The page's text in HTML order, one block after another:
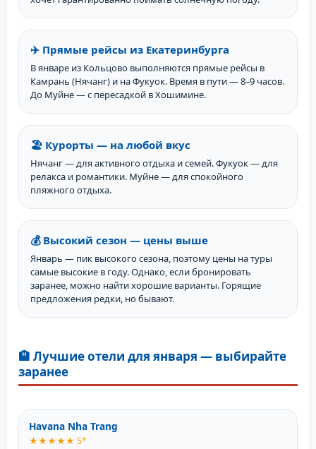
✈️ Прямые рейсы из Екатеринбурга
В январе из Кольцово выполняются прямые рейсы в
Камрань (Нячанг) и на Фукуок. Время в пути — 8–9 часов.
До Муйне — с пересадкой в Хошимине.
🏖️ Курорты — на любой вкус
Нячанг — для активного отдыха и семей. Фукуок — для
релакса и романтики. Муйне — для спокойного
пляжного отдыха.
💰 Высокий сезон — цены выше
Январь — пик высокого сезона, поэтому цены на туры
самые высокие в году. Однако, если бронировать
заранее, можно найти хорошие варианты. Горящие
предложения редки, но бывают.
🏨 Лучшие отели для января — выбирайте
заранее
Havana Nha Trang
★★★★★ 5*